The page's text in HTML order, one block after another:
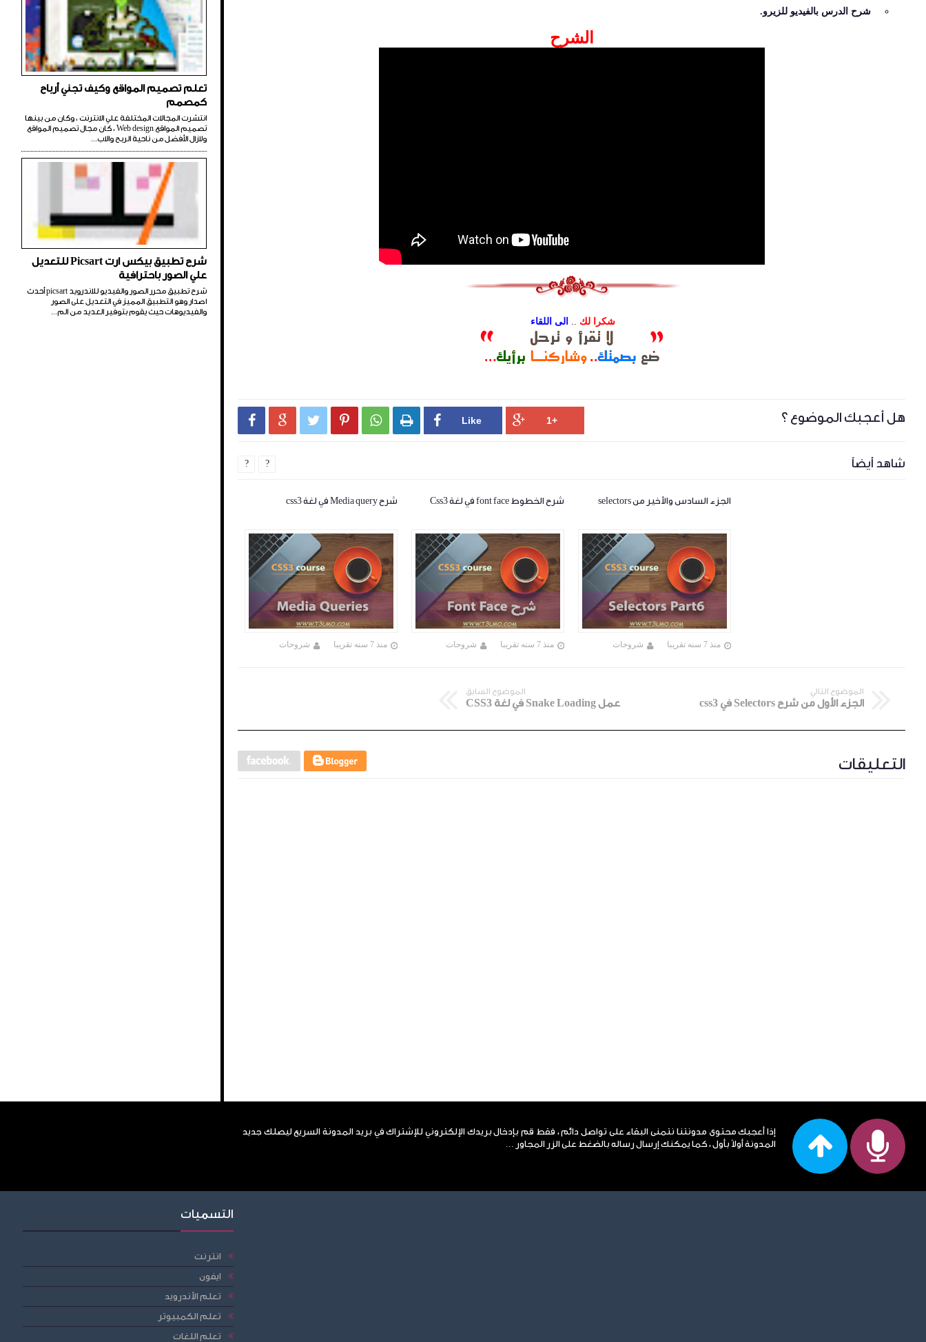
شرح الدرس بالفيديو للزيرو.
الشرح
شكرا لك .. الى اللقاء
هل أعجبك الموضوع ؟      
شاهد أيضاً
شرح Media query في لغة css3
منذ 7 سنه تقريبا شروحات
شرح الخطوط font face في لغة Css3
منذ 7 سنه تقريبا شروحات
الجزء السادس والأخير من selectors
منذ 7 سنه تقريبا شروحات
? ?
الموضوع التالي
الجزء الأول من شرح Selectors في css3
الموضوع السابق
عمل Snake Loading في لغة CSS3
التعليقات
تعلم تصميم المواقع وكيف تجني أرباح
كمصمم
انتشرت المجالات المختلفة علي الانترنت ، وكان من بينها
تصميم المواقع Web design ، كان مجال تصميم المواقع
ولازال الأفضل من ناحية الربح والاب...
شرح تطبيق بيكس ارت Picsart للتعديل
علي الصور باحترافية
شرح تطبيق محرر الصور والفيديو للاندرويد picsart أحدث
اصدار وهو التطبيق المميز في التعديل على الصور
والفيديوهات حيث يقوم بتوفير العديد من الم...
إذا أعجبك محتوى مدونتنا نتمنى البقاء على تواصل دائم ، فقط قم بإدخال بريدك الإلكتروني للإشتراك في بريد المدونة السريع ليصلك جديد
المدونة أولاً بأول ، كما يمكنك إرسال رساله بالضغط على الزر المجاور ...
التسميات
انترنت
ايفون
تعلم الأندرويد
تعلم الكمبيوتر
تعلم اللغات